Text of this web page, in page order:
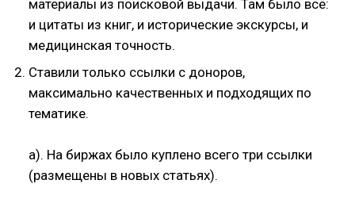
материалы из поисковой выдачи. Там было всё:
и цитаты из книг, и исторические экскурсы, и
медицинская точность.
Ставили только ссылки с доноров,
максимально качественных и подходящих по
тематике.
а). На биржах было куплено всего три ссылки
(размещены в новых статьях).